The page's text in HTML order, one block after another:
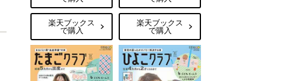
楽天ブックス
で購入
楽天ブックス
で購入